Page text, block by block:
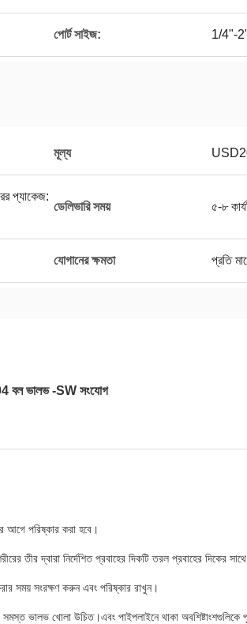
পোর্ট সাইজ: 1/4"-
মূল্য
প্যাকেজ:
ডেলিভারি সময় ৫-৮
যোগানের ক্ষমতা প্রতি
বল ভালভ -SW সংযোগ
আগে পরিষ্কার করা হবে।
তীর দ্বারা নির্দেশিত প্রবাহের দিকটি তরল প্রবাহের দিকের
সময় সংরক্ষণ করুন এবং পরিষ্কার রাখুন।
সমস্ত ভালভ খোলা উচিত।এবং পাইপলাইনে থাকা